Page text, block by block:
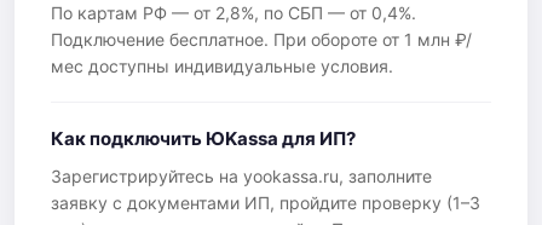
По картам РФ — от 2,8%, по СБП — от 0,4%.
Подключение бесплатное. При обороте от 1 млн ₽/
мес доступны индивидуальные условия.
Как подключить ЮKassa для ИП?
Зарегистрируйтесь на yookassa.ru, заполните
заявку с документами ИП, пройдите проверку (1–3